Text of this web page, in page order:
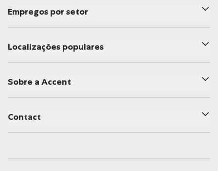
Empregos por setor
Localizações populares
Sobre a Accent
Contact